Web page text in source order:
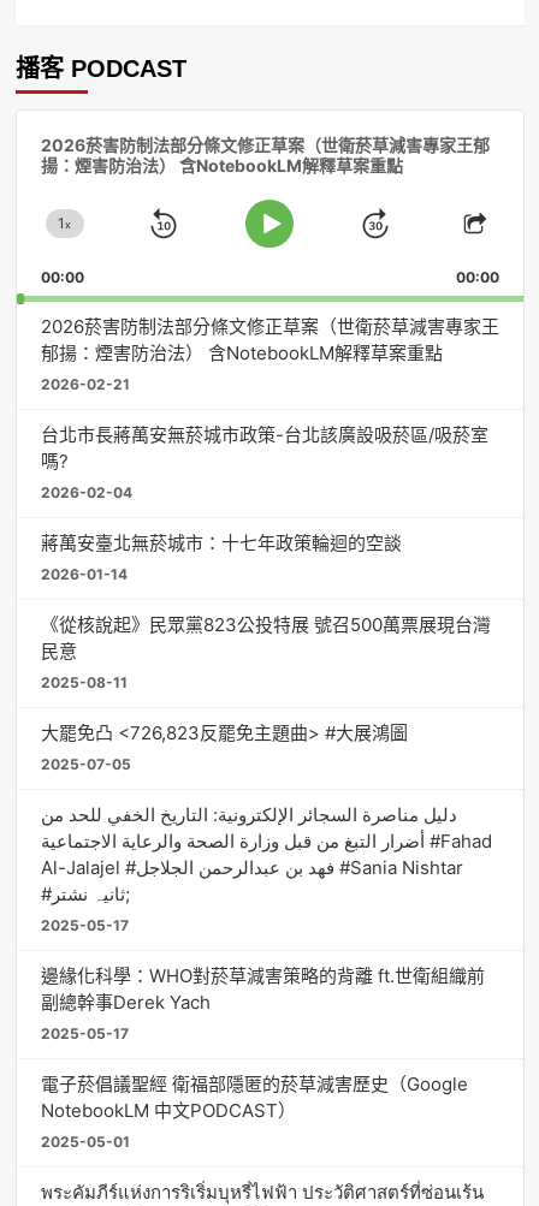
播客 PODCAST
2026菸害防制法部分條文修正草案（世衛菸草減害專家王郁
揚：煙害防治法） 含NotebookLM解釋草案重點
Change
Rate
1x
Skip
Play
Jump
Forward
Share
00:00 00:00
2026菸害防制法部分條文修正草案（世衛菸草減害專家王
郁揚：煙害防治法） 含NotebookLM解釋草案重點
2026-02-21
台北市長蔣萬安無菸城市政策-台北該廣設吸菸區/吸菸室
嗎?
2026-02-04
蔣萬安臺北無菸城市：十七年政策輪迴的空談
2026-01-14
《從核說起》民眾黨823公投特展 號召500萬票展現台灣
民意
2025-08-11
大罷免凸 <726,823反罷免主題曲> #大展鴻圖
2025-07-05
دليل مناصرة السجائر الإلكترونية: التاريخ الخفي للحد من
أضرار التبغ من قبل وزارة الصحة والرعاية الاجتماعية #Fahad
Al-Jalajel #فهد بن عبدالرحمن الجلاجل #Sania Nishtar
#ثانیہ نشتر;
2025-05-17
邊緣化科學：WHO對菸草減害策略的背離 ft.世衛組織前
副總幹事Derek Yach
2025-05-17
電子菸倡議聖經 衛福部隱匿的菸草減害歷史（Google
NotebookLM 中文PODCAST）
2025-05-01
พระคัมภีร์แห่งการริเริ่มบุหรี่ไฟฟ้า ประวัติศาสตร์ที่ซ่อนเร้น